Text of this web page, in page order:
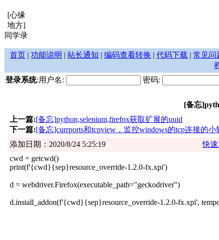
[心缘
地方]
同学录
首页 | 功能说明 | 站长通知 | 编码查看转换 | 代码下载 | 常见问
登录系统:用户名: 密码:
[备忘
上一篇:[备忘]python,selenium,firefox获取扩展的uuid
下一篇:[备忘]currports和tcpview，监控windows的tcp连接的小
添加日期：2020/8/24 5:25:19
快
cwd = getcwd()
print(f'{cwd}{sep}resource_override-1.2.0-fx.xpi')
d = webdriver.Firefox(executable_path="geckodriver")
d.install_addon(f'{cwd}{sep}resource_override-1.2.0-fx.xpi',